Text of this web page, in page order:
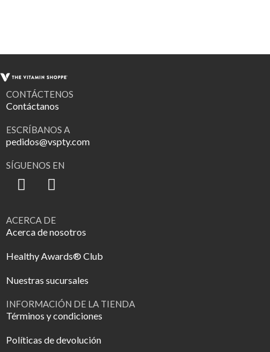
CONTÁCTENOS
Contáctanos
ESCRÍBANOS A
pedidos@vspty.com
SÍGUENOS EN
ACERCA DE
Acerca de nosotros
Healthy Awards® Club
Nuestras sucursales
INFORMACIÓN DE LA TIENDA
Términos y condiciones
Políticas de devolución